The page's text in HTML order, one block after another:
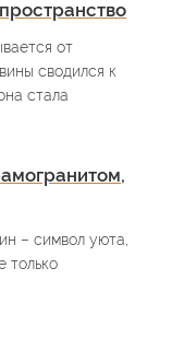
от
сводился к
стала
– символ уюта,
только